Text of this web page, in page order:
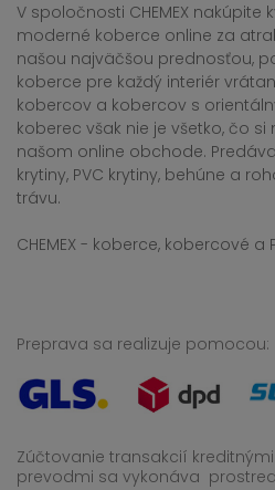
V spoločnosti CHEMEX nakúpite
moderné koberce online za
našou najväčšou prednosťou,
koberce pre každý interiér
kobercov a kobercov s
koberec však nie je všetko, čo
našom online obchode.
krytiny, PVC krytiny, behúne a
trávu.
CHEMEX - koberce, kobercové a
Preprava sa realizuje pomocou:
Zúčtovanie transakcií
prevodmi sa vykonáva